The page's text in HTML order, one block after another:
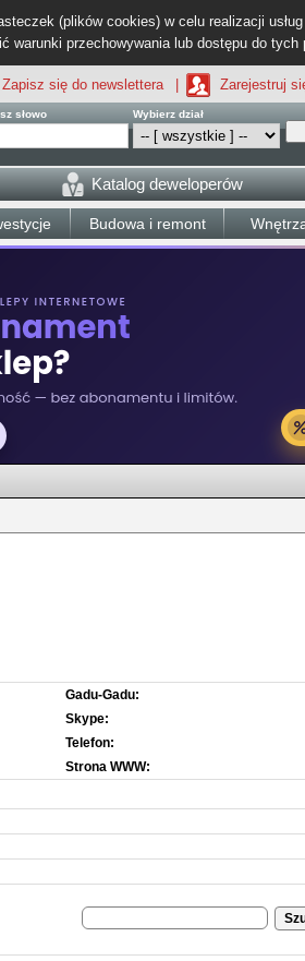
(plików cookies) w celu realizacji
warunki przechowywania lub dostępu do tych
Zapisz się do newslettera Zarejestruj
słowo Wybierz dział
Katalog deweloperów
Budowa i remont
Gadu-Gadu:
Skype:
Telefon:
Strona WWW: